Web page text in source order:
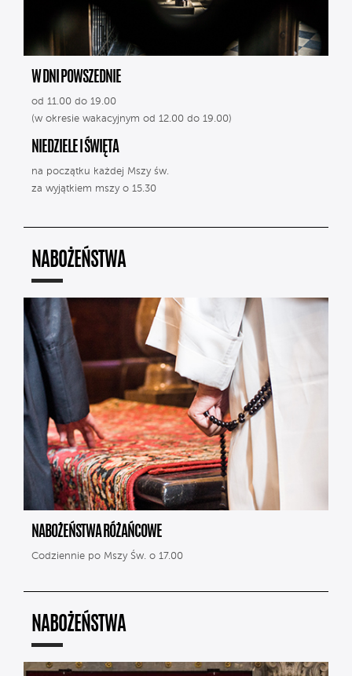
W DNI POWSZEDNIE
od 11.00 do 19.00
(w okresie wakacyjnym od 12.00 do 19.00)
NIEDZIELE I ŚWIĘTA
na początku każdej Mszy św.
za wyjątkiem mszy o 15.30
NABOŻEŃSTWA
NABOŻEŃSTWA RÓŻAŃCOWE
Codziennie po Mszy Św. o 17.00
NABOŻEŃSTWA